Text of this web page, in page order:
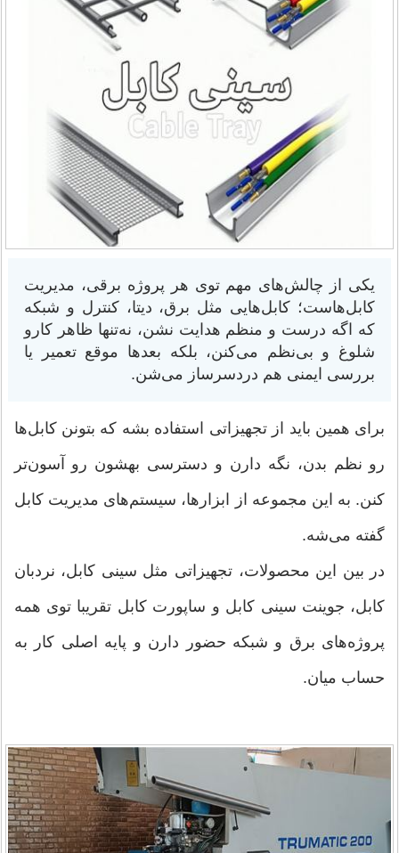
یکی از چالش‌های مهم توی هر پروژه‌ برقی، مدیریت
کابل‌هاست؛ کابل‌هایی مثل برق، دیتا، کنترل و شبکه
که اگه درست و منظم هدایت نشن، نه‌تنها ظاهر کارو
شلوغ و بی‌نظم می‌کنن، بلکه بعدها موقع تعمیر یا
بررسی ایمنی هم دردسرساز می‌شن.
برای همین باید از تجهیزاتی استفاده بشه که بتونن کابل‌ها
رو نظم بدن، نگه دارن و دسترسی بهشون رو آسون‌تر
کنن. به این مجموعه از ابزارها، سیستم‌های مدیریت کابل
گفته می‌شه.
در بین این محصولات، تجهیزاتی مثل سینی کابل، نردبان
کابل، جوینت سینی کابل و ساپورت کابل تقریبا توی همه‌
پروژه‌های برق و شبکه حضور دارن و پایه‌ اصلی کار به
حساب میان.